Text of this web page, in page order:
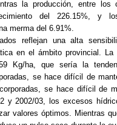
la producción, entre los
del 226.15%, y
merma del 6.91%.
reflejan una alta
en el ámbito provincial.
Kg/ha, que sería la
se hace difícil de
se hace difícil de
y 2002/03, los excesos
valores óptimos. Mientras